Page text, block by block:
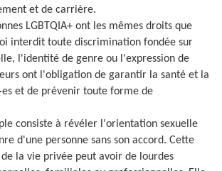
et de carrière.
LGBTQIA+ ont les mêmes droits que
interdit toute discrimination fondée sur
l'identité de genre ou l'expression de
ont l'obligation de garantir la santé et la
et de prévenir toute forme de
consiste à révéler l'orientation sexuelle
d'une personne sans son accord. Cette
la vie privée peut avoir de lourdes